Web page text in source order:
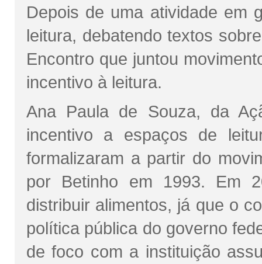
Depois de uma atividade em
leitura, debatendo textos
Encontro que juntou
incentivo à leitura.
Ana Paula de Souza, da
incentivo a espaços de
formalizaram a partir do
por Betinho em 1993. Em
distribuir alimentos, já que o
política pública do governo
de foco com a instituição